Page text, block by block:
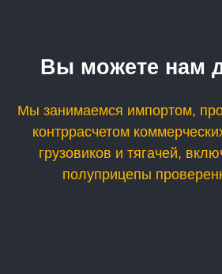
Вы можете нам
Мы занимаемся импортом,
контррасчетом
грузовиков и тягачей,
полуприцепы